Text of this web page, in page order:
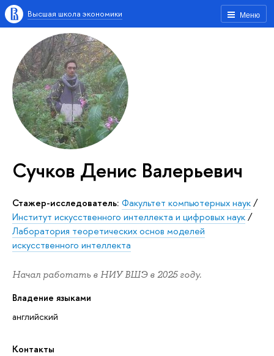
Меню
Высшая школа экономики
Сучков Денис Валерьевич
Стажер-исследователь: Факультет компьютерных наук/
Институт искусственного интеллекта и цифровых наук/
Лаборатория теоретических основ моделей
искусственного интеллекта
Начал работать в НИУ ВШЭ в 2025 году.
Владение языками
английский
Контакты